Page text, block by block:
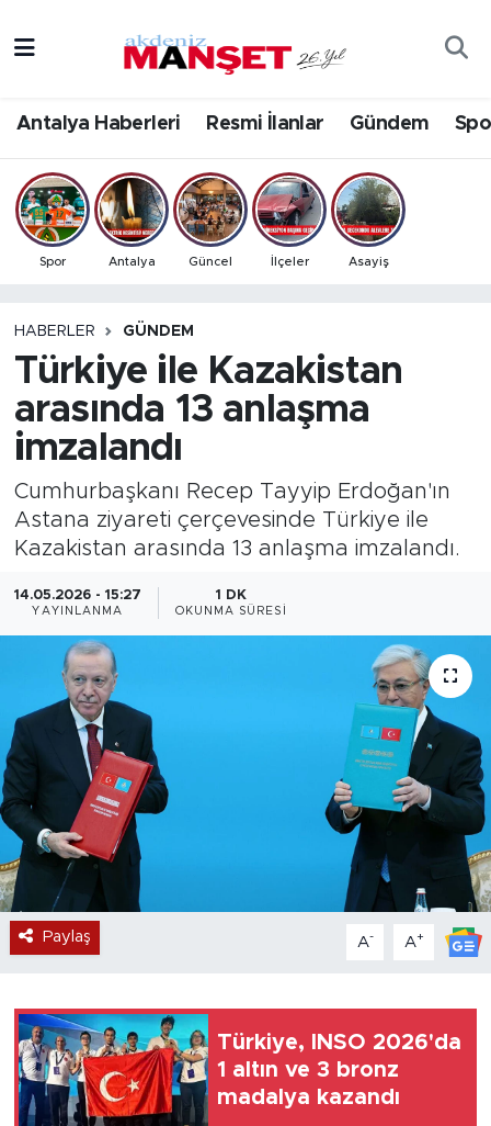
Antalya Haberleri Resmi İlanlar Gündem
Spor Antalya Güncel İlçeler Asayiş
HABERLER GÜNDEM
Türkiye ile Kazakistan
arasında 13 anlaşma
imzalandı
Cumhurbaşkanı Recep Tayyip Erdoğan'ın
Astana ziyareti çerçevesinde Türkiye ile
Kazakistan arasında 13 anlaşma imzalandı.
14.05.2026 - 15:27
YAYINLANMA
1 DK
OKUNMA SÜRESI
Paylaş A- A+
Türkiye, INSO 2026'da
1 altın ve 3 bronz
madalya kazandı
Bilim & Teknoloji
Eğitim
Ekonomi
Gündem
İlçeler
Magazin
Özel Haber
Politika
Resmi İlanlar
Sağlık
Spor
Turizm
Antalya Hava Durumu
Antalya Namaz Vakitleri
Antalya Trafik Yoğunluk Haritası
Tüm Manşetler
Son Dakika Haberleri